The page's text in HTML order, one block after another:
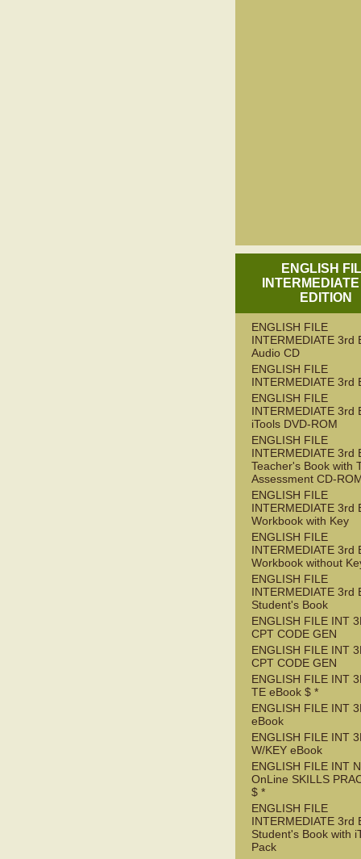
ENGLISH
EDITION
ENGLISH FILE
INTERMEDIATE 3rd
Audio CD
ENGLISH FILE
INTERMEDIATE 3rd
ENGLISH FILE
INTERMEDIATE 3rd
iTools DVD-ROM
ENGLISH FILE
INTERMEDIATE 3rd
Teacher's Book with
Assessment CD-
ENGLISH FILE
INTERMEDIATE 3rd
Workbook with Key
ENGLISH FILE
INTERMEDIATE 3rd
Workbook without
ENGLISH FILE
INTERMEDIATE 3rd
Student's Book
ENGLISH FILE INT
CPT CODE GEN
ENGLISH FILE INT
CPT CODE GEN
ENGLISH FILE INT
TE eBook $ *
ENGLISH FILE INT
eBook
ENGLISH FILE INT
W/KEY eBook
ENGLISH FILE INT
OnLine SKILLS
$ *
ENGLISH FILE
INTERMEDIATE 3rd
Student's Book with
Pack